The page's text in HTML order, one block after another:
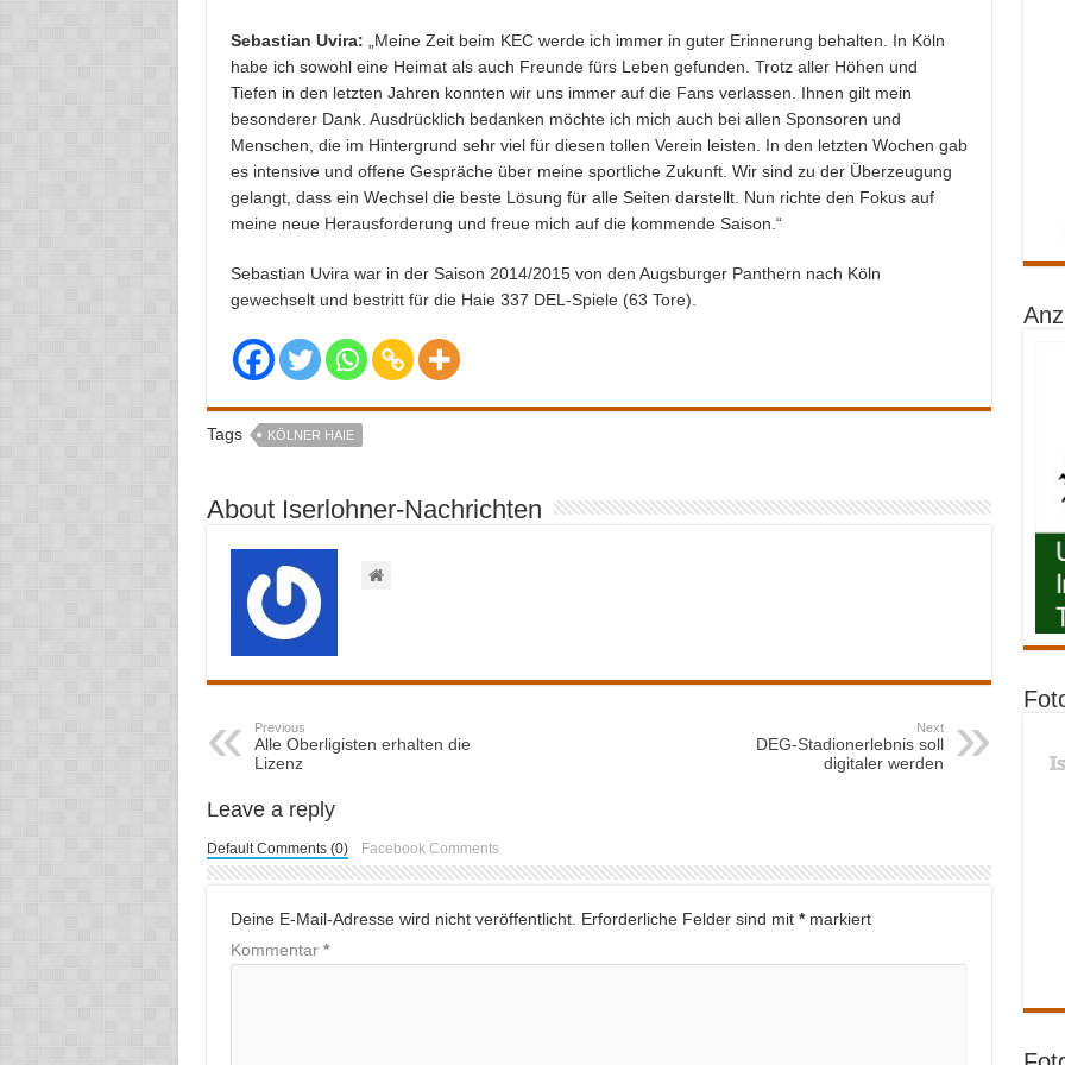
Sebastian Uvira: „Meine Zeit beim KEC werde ich immer in guter Erinnerung behalten. In Köln
habe ich sowohl eine Heimat als auch Freunde fürs Leben gefunden. Trotz aller Höhen und
Tiefen in den letzten Jahren konnten wir uns immer auf die Fans verlassen. Ihnen gilt mein
besonderer Dank. Ausdrücklich bedanken möchte ich mich auch bei allen Sponsoren und
Menschen, die im Hintergrund sehr viel für diesen tollen Verein leisten. In den letzten Wochen gab
es intensive und offene Gespräche über meine sportliche Zukunft. Wir sind zu der Überzeugung
gelangt, dass ein Wechsel die beste Lösung für alle Seiten darstellt. Nun richte den Fokus auf
meine neue Herausforderung und freue mich auf die kommende Saison.“
Sebastian Uvira war in der Saison 2014/2015 von den Augsburger Panthern nach Köln
gewechselt und bestritt für die Haie 337 DEL-Spiele (63 Tore).
Tags KÖLNER HAIE
About Iserlohner-Nachrichten
Previous
Alle Oberligisten erhalten die
Lizenz
Next
DEG-Stadionerlebnis soll
digitaler werden
Leave a reply
Default Comments (0) Facebook Comments
Deine E-Mail-Adresse wird nicht veröffentlicht. Erforderliche Felder sind mit *markiert
Kommentar *